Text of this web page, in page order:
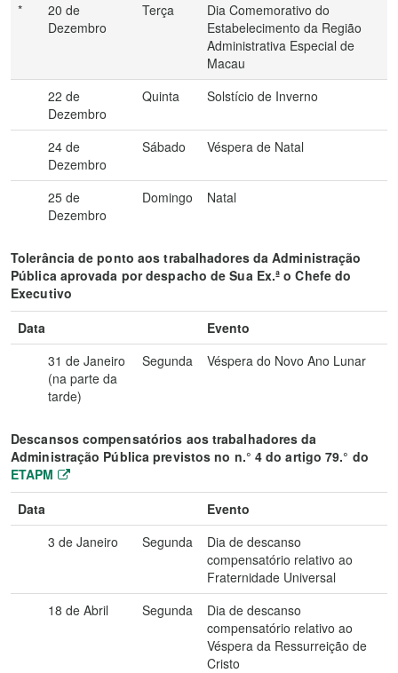
*
20 de
Dezembro
Terça
Dia Comemorativo do
Estabelecimento da Região
Administrativa Especial de
Macau
22 de
Dezembro
Quinta Solstício de Inverno
24 de
Dezembro
Sábado Véspera de Natal
25 de
Dezembro
Domingo Natal
Tolerância de ponto aos trabalhadores da Administração
Pública aprovada por despacho de Sua Ex.ª o Chefe do
Executivo
Data
Evento
31 de Janeiro
(na parte da
tarde)
Segunda Véspera do Novo Ano Lunar
Descansos compensatórios aos trabalhadores da
Administração Pública previstos no n.° 4 do artigo 79.° do
ETAPM
Data
Evento
3 de Janeiro
Segunda
Dia de descanso
compensatório relativo ao
Fraternidade Universal
18 de Abril
Segunda
Dia de descanso
compensatório relativo ao
Véspera da Ressurreição de
Cristo